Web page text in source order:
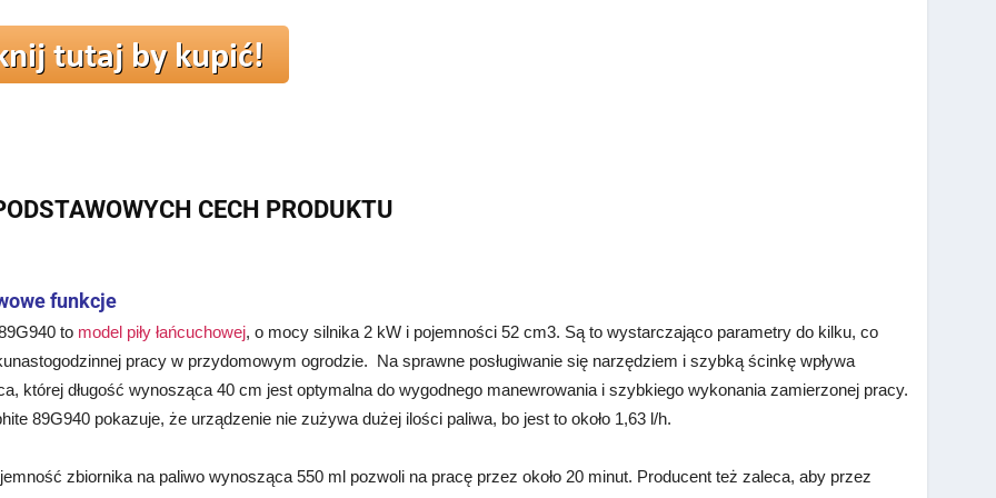
CECH PRODUKTU
funkcje
to model piły łańcuchowej, o mocy silnika 2 kW i pojemności 52 cm3. Są to wystarczająco parametry do kilku, co
pracy w przydomowym ogrodzie. Na sprawne posługiwanie się narzędziem i szybką ścinkę wpływa
której długość wynosząca 40 cm jest optymalna do wygodnego manewrowania i szybkiego wykonania zamierzonej pracy.
89G940 pokazuje, że urządzenie nie zużywa dużej ilości paliwa, bo jest to około 1,63 l/h.
zbiornika na paliwo wynosząca 550 ml pozwoli na pracę przez około 20 minut. Producent też zaleca, aby przez